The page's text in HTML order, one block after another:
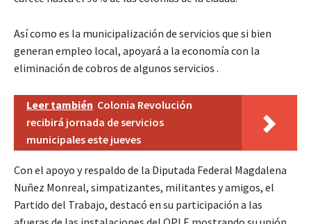
Así como es la municipalización de servicios que si bien
generan empleo local, apoyará a la economía con la
eliminación de cobros de algunos servicios .
Leer también Colonia Revolución
recibirá jornada de servicios
municipales este jueves
Con el apoyo y respaldo de la Diputada Federal Magdalena
Nuñez Monreal, simpatizantes, militantes y amigos, el
Partido del Trabajo, destacó en su participación a las